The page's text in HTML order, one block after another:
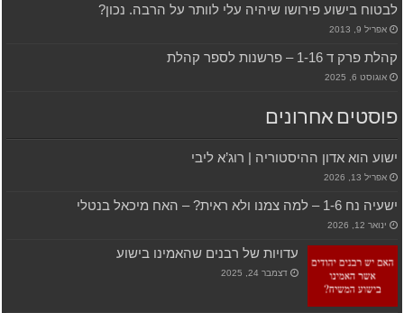
לבטוח בישוע פירושו שיהיה עלי לוותר על הרבה. נכון?
אפריל 9, 2013
קהלת פרק ד 1-16 – פרשנות לספר קהלת
אוגוסט 6, 2025
פוסטים אחרונים
ישוע הוא אדון ההיסטוריה | רוג’א ליבי
אפריל 13, 2026
ישעיה נח 1-6 – למה צמנו ולא ראית? – האח מיכאל בנטלי
ינואר 12, 2026
עדויות של רבנים שהאמינו בישוע
דצמבר 24, 2025